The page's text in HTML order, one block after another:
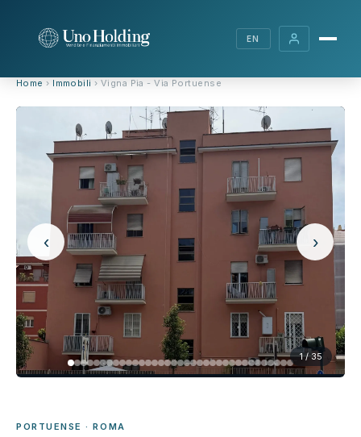
EN
Home › Immobili › Vigna Pia - Via Portuense
‹ ›
1 / 35
PORTUENSE · ROMA